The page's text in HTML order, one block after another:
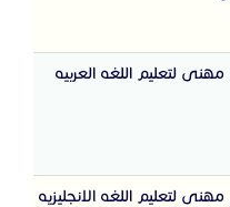
لتعليم اللغه العربيه
لتعليم اللغه الانجليزيه